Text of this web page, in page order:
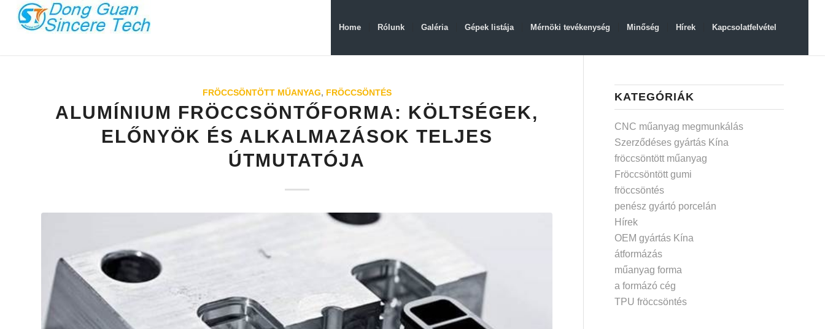
Home Rólunk Galéria Gépek listája Mérnöki tevékenység Minőség Hírek Kapcsolatfelvétel
FRÖCCSÖNTÖTT MŰANYAG, FRÖCCSÖNTÉS
ALUMÍNIUM FRÖCCSÖNTŐFORMA: KÖLTSÉGEK,
ELŐNYÖK ÉS ALKALMAZÁSOK TELJES
ÚTMUTATÓJA
KATEGÓRIÁK
CNC műanyag megmunkálás
Szerződéses gyártás Kína
fröccsöntött műanyag
Fröccsöntött gumi
fröccsöntés
penész gyártó porcelán
Hírek
OEM gyártás Kína
átformázás
műanyag forma
a formázó cég
TPU fröccsöntés